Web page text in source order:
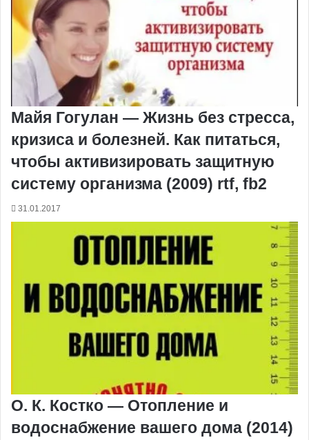
Майя Гогулан — Жизнь без стресса,
кризиса и болезней. Как питаться,
чтобы активизировать защитную
систему организма (2009) rtf, fb2
31.01.2017
О. К. Костко — Отопление и
водоснабжение вашего дома (2014)